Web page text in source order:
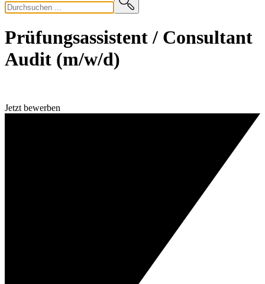
Prüfungsassistent / Consultant
Audit (m/w/d)
Jetzt bewerben